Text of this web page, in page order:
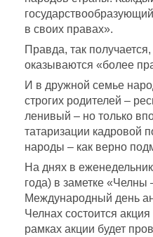
в своих правах».
Правда, так
оказываются «более
И в дружной семье
строгих родителей –
ленивый – но только
татаризации кадровой
народы – как верно
На днях в
года) в заметке
Международный день
Челнах состоится
рамках акции будет